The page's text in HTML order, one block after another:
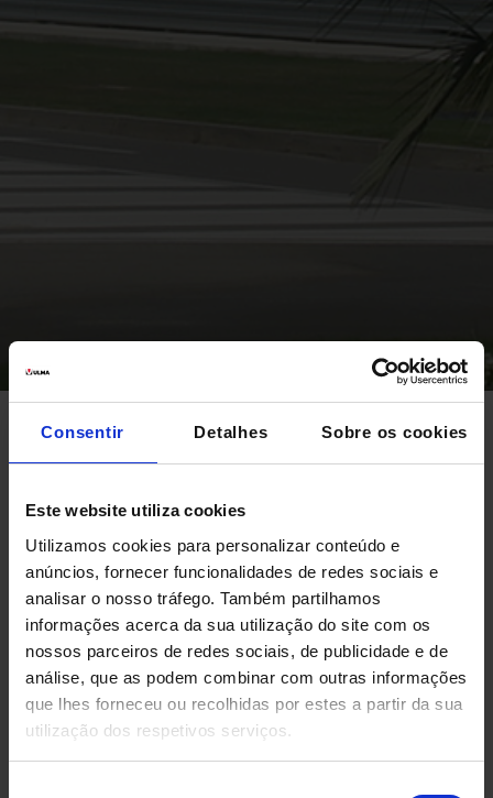
Consentir Detalhes Sobre os cookies
Este website utiliza cookies
Utilizamos cookies para personalizar conteúdo e
anúncios, fornecer funcionalidades de redes sociais e
analisar o nosso tráfego. Também partilhamos
informações acerca da sua utilização do site com os
nossos parceiros de redes sociais, de publicidade e de
análise, que as podem combinar com outras informações
que lhes forneceu ou recolhidas por estes a partir da sua
utilização dos respetivos serviços.
DOCTOR ESTEVE
A empresafarmacêutica
profunda transformação de seu modelo
logístico para enfrentar-se aos novos
requerimentos da demanda.